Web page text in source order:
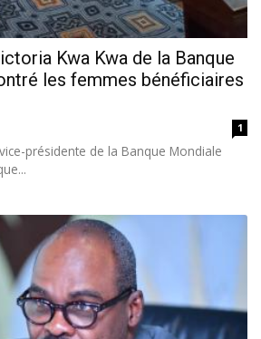
Kwa Kwa de la Banque
les femmes bénéficiaires
1
présidente de la Banque Mondiale